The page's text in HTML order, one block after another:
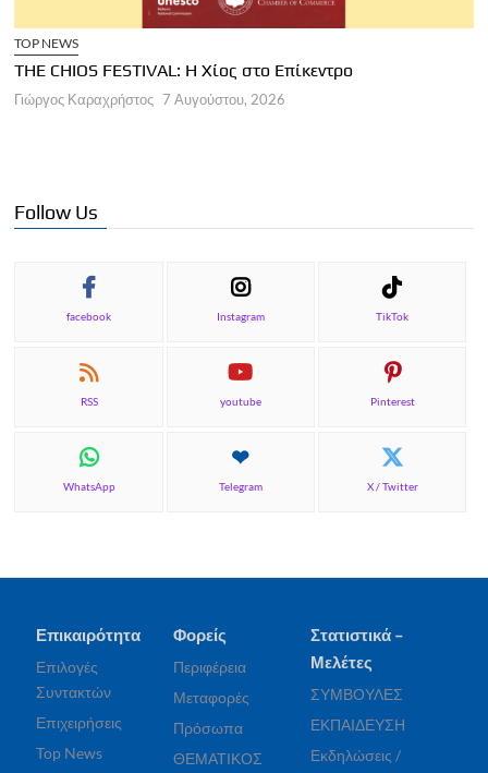
TOP NEWS
THE CHIOS FESTIVAL: Η Χίος στο Επίκεντρο
Γιώργος Καραχρήστος 7 Αυγούστου, 2026
Follow Us
facebook Instagram TikTok
RSS youtube Pinterest
WhatsApp Telegram X / Twitter
Επικαιρότητα
Επιλογές
Συντακτών
Επιχειρήσεις
Top News
Φορείς
Περιφέρεια
Μεταφορές
Πρόσωπα
ΘΕΜΑΤΙΚΟΣ
Στατιστικά –
Μελέτες
ΣΥΜΒΟΥΛΕΣ
ΕΚΠΑΙΔΕΥΣΗ
Εκδηλώσεις /